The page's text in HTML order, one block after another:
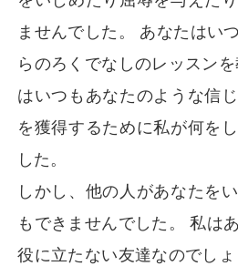
ませんでした。 あなたはい
らのろくでなしのレッスン
はいつもあなたのような信
を獲得するために私が何を
した。
しかし、他の人があなたを
もできませんでした。 私は
役に立たない友達なのでし